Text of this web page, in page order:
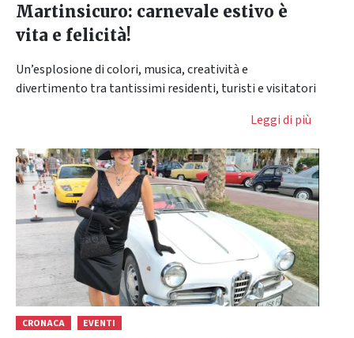
Martinsicuro: carnevale estivo è
vita e felicità!
Un’esplosione di colori, musica, creatività e
divertimento tra tantissimi residenti, turisti e visitatori
Leggi di più
CRONACA EVENTI